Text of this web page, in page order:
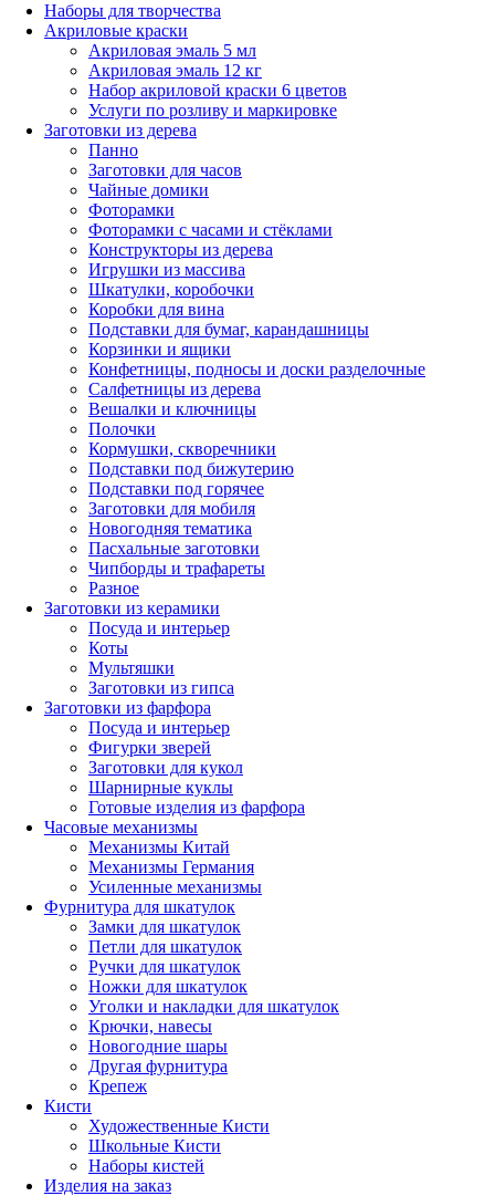
Наборы для творчества
Акриловые краски
Акриловая эмаль 5 мл
Акриловая эмаль 12 кг
Набор акриловой краски 6 цветов
Услуги по розливу и маркировке
Заготовки из дерева
Панно
Заготовки для часов
Чайные домики
Фоторамки
Фоторамки с часами и стёклами
Конструкторы из дерева
Игрушки из массива
Шкатулки, коробочки
Коробки для вина
Подставки для бумаг, карандашницы
Корзинки и ящики
Конфетницы, подносы и доски разделочные
Салфетницы из дерева
Вешалки и ключницы
Полочки
Кормушки, скворечники
Подставки под бижутерию
Подставки под горячее
Заготовки для мобиля
Новогодняя тематика
Пасхальные заготовки
Чипборды и трафареты
Разное
Заготовки из керамики
Посуда и интерьер
Коты
Мультяшки
Заготовки из гипса
Заготовки из фарфора
Посуда и интерьер
Фигурки зверей
Заготовки для кукол
Шарнирные куклы
Готовые изделия из фарфора
Часовые механизмы
Механизмы Китай
Механизмы Германия
Усиленные механизмы
Фурнитура для шкатулок
Замки для шкатулок
Петли для шкатулок
Ручки для шкатулок
Ножки для шкатулок
Уголки и накладки для шкатулок
Крючки, навесы
Новогодние шары
Другая фурнитура
Крепеж
Кисти
Художественные Кисти
Школьные Кисти
Наборы кистей
Изделия на заказ